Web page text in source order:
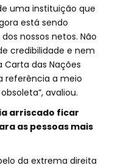
uma instituição que
está sendo
nossos netos. Não
credibilidade e nem
Carta das Nações
referência a meio
avaliou.
arriscado ficar
as pessoas mais
da extrema direita